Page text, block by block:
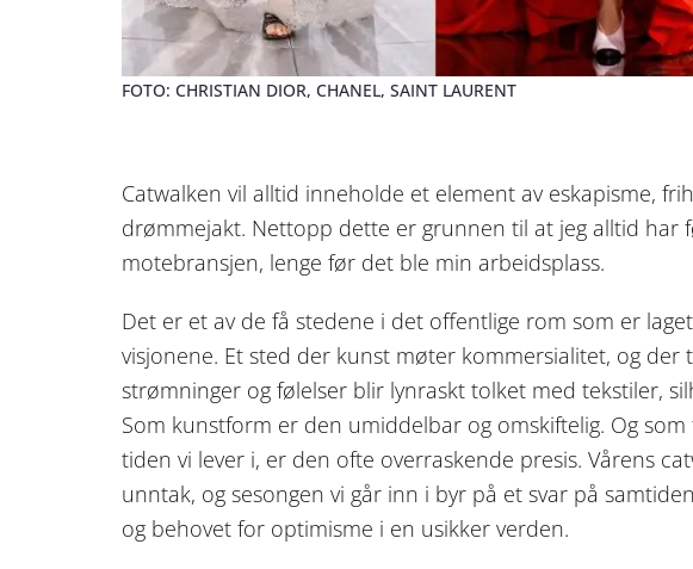
FOTO: CHRISTIAN DIOR, CHANEL, SAINT LAURENT
Catwalken vil alltid inneholde et element av eskapisme,
drømmejakt. Nettopp dette er grunnen til at jeg alltid har
motebransjen, lenge før det ble min arbeidsplass.
Det er et av de få stedene i det offentlige rom som er
visjonene. Et sted der kunst møter kommersialitet, og der
strømninger og følelser blir lynraskt tolket med tekstiler,
Som kunstform er den umiddelbar og omskiftelig. Og
tiden vi lever i, er den ofte overraskende presis. Vårens
unntak, og sesongen vi går inn i byr på et svar på
og behovet for optimisme i en usikker verden.